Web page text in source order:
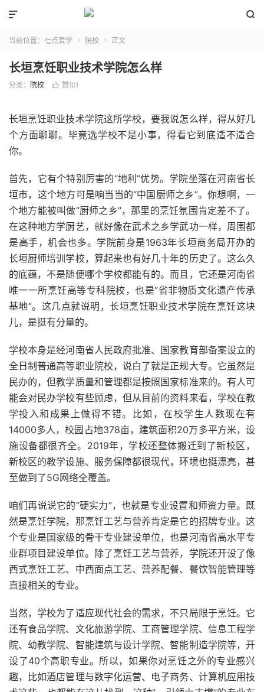


当前位置： 七点爱学  院校  正文
长垣烹饪职业技术学院怎么样
分类： 院校  赞(0)
长垣烹饪职业技术学院这所学校，要我说怎么样，得从好几
个方面聊聊。毕竟选学校不是小事，得看它到底适不适合
你。
首先，它有个特别厉害的“地利”优势。学院坐落在河南省长
垣市，这个地方可是响当当的“中国厨师之乡”。你想啊，一
个地方能被叫做“厨师之乡”，那里的烹饪氛围肯定差不了。
在这种地方学厨艺，就好像在武术之乡学武功一样，周围都
是高手，机会也多。学院前身是1963年长垣商务局开办的
长垣厨师培训学校，算起来也有好几十年的历史了。这么久
的底蕴，不是随便哪个学校都能有的。而且，它还是河南省
唯一一所烹饪高等专科院校，也是“省非物质文化遗产传承
基地”。这几点就说明，长垣烹饪职业技术学院在烹饪这块
儿，是挺有分量的。
学校本身是经河南省人民政府批准、国家教育部备案设立的
全日制普通高等职业院校，说白了就是正规大专。它虽然是
民办的，但教学质量和管理都是按照国家标准来的。有人可
能会对民办学校有些顾虑，但从目前的资料来看，学校在教
学投入和成果上做得不错。比如，在校学生人数现在有
14000多人，校园占地378亩，建筑面积20万多平方米，设
施设备都很齐全。2019年，学校还整体搬迁到了新校区，
新校区的教学设施、服务保障都很现代，环境也挺漂亮，甚
至做到了5G网络全覆盖。
咱们再说说它的“硬实力”，也就是专业设置和师资力量。既
然是烹饪学院，那烹饪工艺与营养肯定是它的招牌专业。这
个专业是国家级的骨干专业建设单位，也是河南省高水平专
业群项目建设单位。除了烹饪工艺与营养，学院还开设了像
西式烹饪工艺、中西面点工艺、营养配餐、餐饮智能管理等
直接相关的专业。
当然，学校为了适应现代社会的需求，不只局限于烹饪。它
还有食品学院、文化旅游学院、工商管理学院、信息工程学
院、幼教学院、智能建筑与设计学院、智能制造学院等，开
设了40个高职专业。所以，如果你对烹饪之外的专业感兴
趣，比如酒店管理与数字化运营、电子商务、计算机应用技